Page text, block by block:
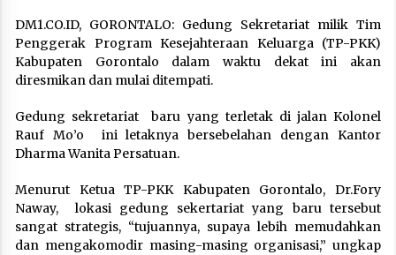
DM1.CO.ID, GORONTALO: Gedung Sekretariat milik Tim
Penggerak Program Kesejahteraan Keluarga (TP-PKK)
Kabupaten Gorontalo dalam waktu dekat ini akan
diresmikan dan mulai ditempati.
Gedung sekretariat baru yang terletak di jalan Kolonel
Rauf Mo’o ini letaknya bersebelahan dengan Kantor
Dharma Wanita Persatuan.
Menurut Ketua TP-PKK Kabupaten Gorontalo, Dr.Fory
Naway, lokasi gedung sekertariat yang baru tersebut
sangat strategis, “tujuannya, supaya lebih memudahkan
dan mengakomodir masing-masing organisasi,” ungkap